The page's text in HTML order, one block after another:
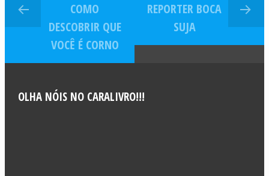
COMO
DESCOBRIR QUE
VOCÊ É CORNO
REPORTER BOCA
SUJA
OLHA NÓIS NO CARALIVRO!!!